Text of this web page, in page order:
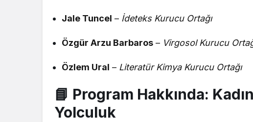
Jale Tuncel – İdeteks Kurucu Ortağı
Özgür Arzu Barbaros – Virgosol Kurucu
Özlem Ural – Literatür Kimya Kurucu Ortağı
📘 Program Hakkında:
Yolculuk